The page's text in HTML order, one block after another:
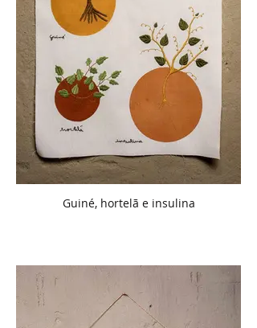
Guiné, hortelã e insulina